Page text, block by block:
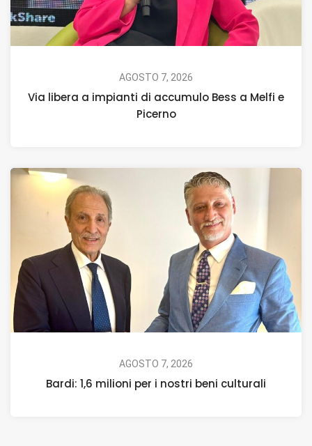
AGOSTO 7, 2026
Via libera a impianti di accumulo Bess a Melfi e
Picerno
AGOSTO 7, 2026
Bardi: 1,6 milioni per i nostri beni culturali